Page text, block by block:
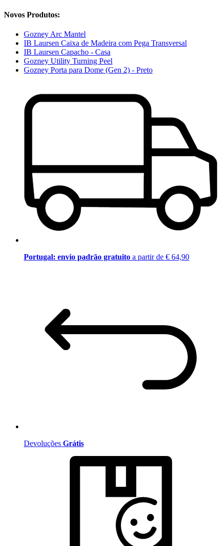
Novos Produtos:
Gozney Arc Mantel
IB Laursen Caixa de Madeira com Pega Transversal
IB Laursen Capacho - Casa
Gozney Utility Turning Peel
Gozney Porta para Dome (Gen 2) - Preto
Portugal: envio padrão gratuito a partir de € 64,90
Devoluções Grátis